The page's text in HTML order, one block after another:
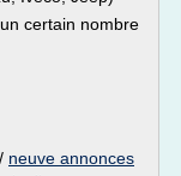
certain nombre
/ neuve annonces